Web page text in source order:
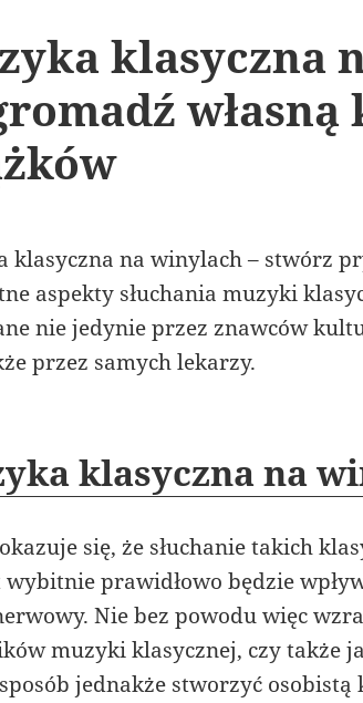
klasyczna
klasyczna na winylach – stwórz
aspekty słuchania muzyki
nie jedynie przez znawców
przez samych lekarzy.
klasyczna na
się, że słuchanie takich
prawidłowo będzie
Nie bez powodu więc
muzyki klasycznej, czy także
jednakże stworzyć osobistą